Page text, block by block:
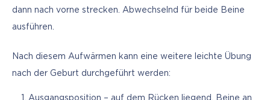
dann nach vorne strecken. Abwechselnd für beide Beine
ausführen.
Nach diesem Aufwärmen kann eine weitere leichte Übung
nach der Geburt durchgeführt werden:
Ausgangsposition – auf dem Rücken liegend, Beine an